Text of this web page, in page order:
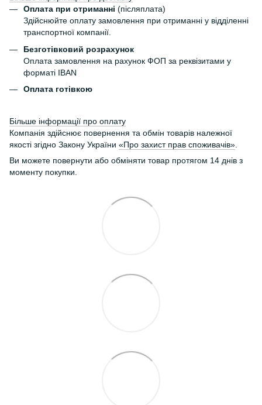
Оплата при отриманні (післяплата)
Здійснюйте оплату замовлення при отриманні у відділенні
транспортної компанії.
Безготівковий розрахунок
Оплата замовлення на рахунок ФОП за реквізитами у
форматі IBAN
Оплата готівкою
Більше інформації про оплату
Компанія здійснює повернення та обмін товарів належної
якості згідно Закону України «Про захист прав споживачів».
Ви можете повернути або обміняти товар протягом 14 днів з
моменту покупки.